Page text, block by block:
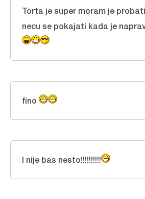
Torta je super moram je
necu se pokajati kada je
fino
I nije bas nesto!!!!!!!!!!